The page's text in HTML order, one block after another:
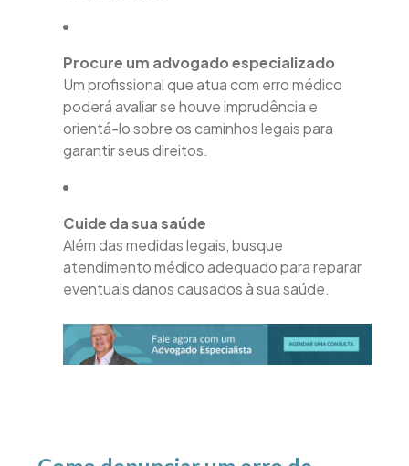
Procure um advogado especializado
Um profissional que atua com erro médico
poderá avaliar se houve imprudência e
orientá-lo sobre os caminhos legais para
garantir seus direitos.
Cuide da sua saúde
Além das medidas legais, busque
atendimento médico adequado para reparar
eventuais danos causados à sua saúde.